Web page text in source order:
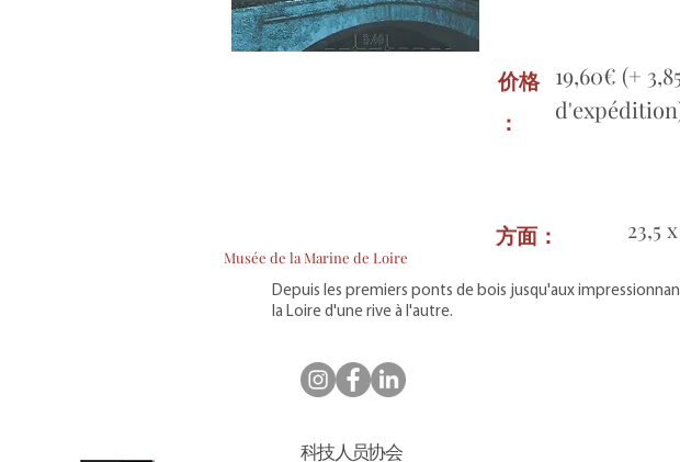
19,60€ (+
价格
：
Musée de la Marine de Loire
23,5
方面：
Depuis les premiers ponts de bois jusqu'aux
la Loire d'une rive à l'autre.
科技人员协会